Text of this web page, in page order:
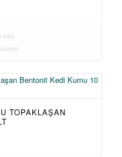
oku
TOPAKLAŞAN